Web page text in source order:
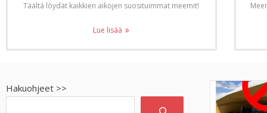
Täältä löydät kaikkien aikojen suosituimmat meemit!
Lue lisää
Hakuohjeet >>